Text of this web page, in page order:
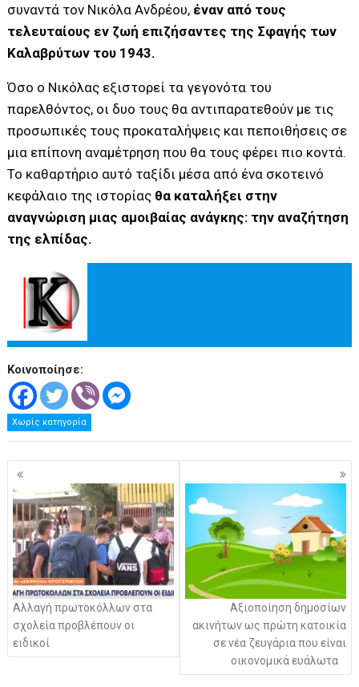
συναντά τον Νικόλα Ανδρέου, έναν από τους
τελευταίους εν ζωή επιζήσαντες της Σφαγής των
Καλαβρύτων του 1943.
Όσο ο Νικόλας εξιστορεί τα γεγονότα του
παρελθόντος, οι δυο τους θα αντιπαρατεθούν με τις
προσωπικές τους προκαταλήψεις και πεποιθήσεις σε
μια επίπονη αναμέτρηση που θα τους φέρει πιο κοντά.
Το καθαρτήριο αυτό ταξίδι μέσα από ένα σκοτεινό
κεφάλαιο της ιστορίας θα καταλήξει στην
αναγνώριση μιας αμοιβαίας ανάγκης: την αναζήτηση
της ελπίδας.
Κοινοποίησε:
Χωρίς κατηγορία
Πλοήγηση
άρθρων
Αλλαγή πρωτοκόλλων στα
σχολεία προβλέπουν οι
ειδικοί
Αξιοποίηση δημοσίων
ακινήτων ως πρώτη κατοικία
σε νέα ζευγάρια που είναι
οικονομικά ευάλωτα